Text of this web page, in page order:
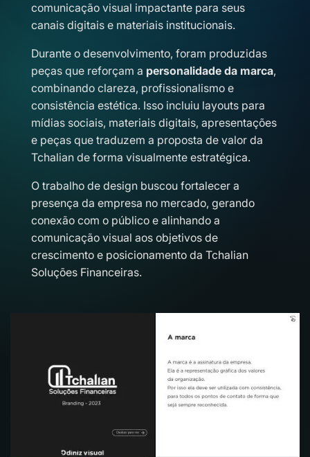
comunicação visual impactante para seus
canais digitais e materiais institucionais.
Durante o desenvolvimento, foram produzidas
peças que reforçam a personalidade da marca,
combinando clareza, profissionalismo e
consistência estética. Isso incluiu layouts para
mídias sociais, materiais digitais, apresentações
e peças que traduzem a proposta de valor da
Tchalian de forma visualmente estratégica.
O trabalho de design buscou fortalecer a
presença da empresa no mercado, gerando
conexão com o público e alinhando a
comunicação visual aos objetivos de
crescimento e posicionamento da Tchalian
Soluções Financeiras.